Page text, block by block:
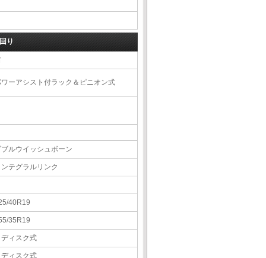
り
ーアシスト付ラック＆ピニオン式
ブルウイッシュボーン
ンテグラルリンク
40R19
35R19
ディスク式
ディスク式